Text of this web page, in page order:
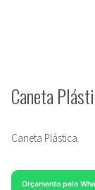
Caneta
Caneta Plástica.
Orçamento pelo